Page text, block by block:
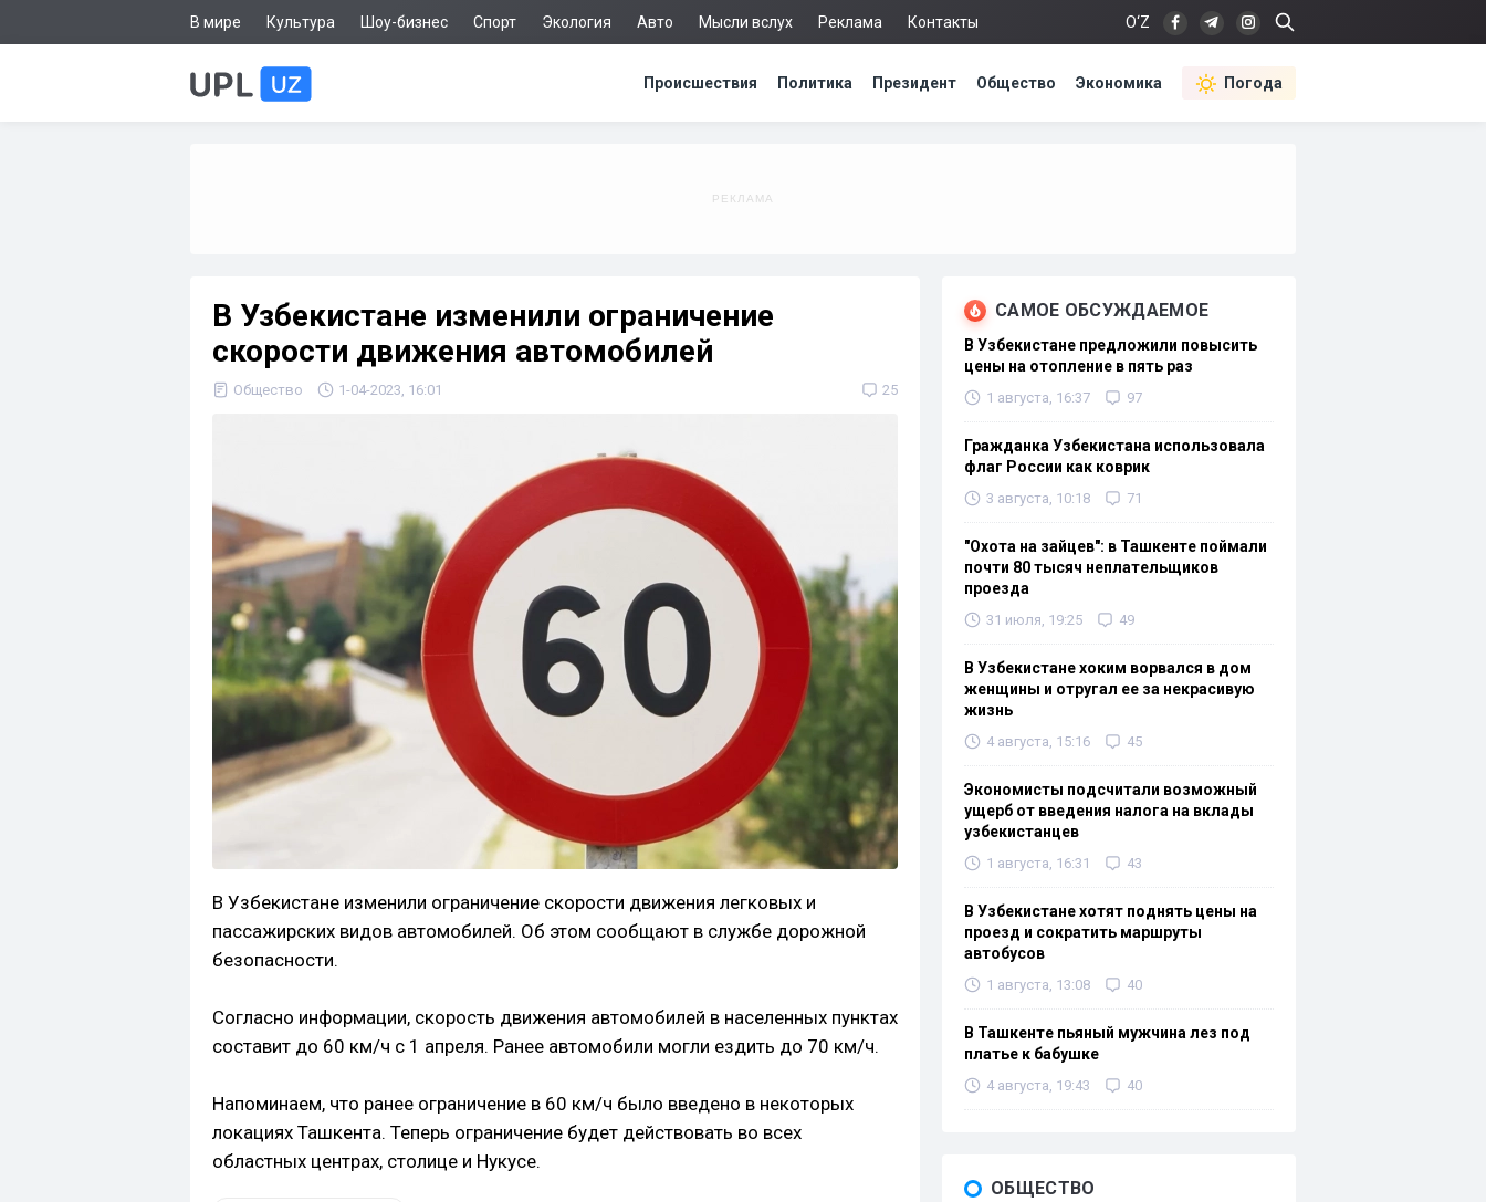
В мире Культура Шоу-бизнес Спорт Экология Авто Мысли вслух Реклама Контакты O‘Z
Происшествия Политика Президент Общество Экономика Погода
В Узбекистане изменили ограничение
скорости движения автомобилей
Общество 1-04-2023, 16:01 25
В Узбекистане изменили ограничение скорости движения легковых и
пассажирских видов автомобилей. Об этом сообщают в службе дорожной
безопасности.
Согласно информации, скорость движения автомобилей в населенных пунктах
составит до 60 км/ч с 1 апреля. Ранее автомобили могли ездить до 70 км/ч.
Напоминаем, что ранее ограничение в 60 км/ч было введено в некоторых
локациях Ташкента. Теперь ограничение будет действовать во всех
областных центрах, столице и Нукусе.
САМОЕ ОБСУЖДАЕМОЕ
В Узбекистане предложили повысить
цены на отопление в пять раз
1 августа, 16:37 97
Гражданка Узбекистана использовала
флаг России как коврик
3 августа, 10:18 71
"Охота на зайцев": в Ташкенте поймали
почти 80 тысяч неплательщиков
проезда
31 июля, 19:25 49
В Узбекистане хоким ворвался в дом
женщины и отругал ее за некрасивую
жизнь
4 августа, 15:16 45
Экономисты подсчитали возможный
ущерб от введения налога на вклады
узбекистанцев
1 августа, 16:31 43
В Узбекистане хотят поднять цены на
проезд и сократить маршруты
автобусов
1 августа, 13:08 40
В Ташкенте пьяный мужчина лез под
платье к бабушке
4 августа, 19:43 40
ОБЩЕСТВО